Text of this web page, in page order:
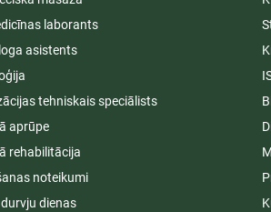
laborants
asistents
tehniskais speciālists
aprūpe
rehabilitācija
noteikumi
dienas